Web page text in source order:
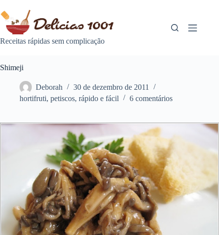
para
conteúdo
Receitas rápidas sem complicação
Shimeji
Deborah
30 de dezembro de 2011
hortifruti, petiscos, rápido e fácil 6 comentários